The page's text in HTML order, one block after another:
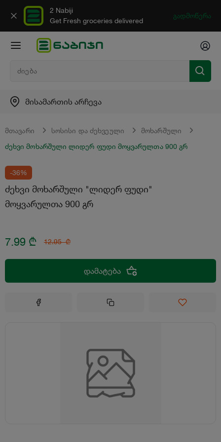
2 Nabiji
Get Fresh groceries delivered
გადმოწერა
მისამართის არჩევა
მთავარი სოსისი და ძეხვეული
მოხარშული
ძეხვი მოხარშული ლიდერ ფუდი მოყვარულთა 900 გრ
-36%
ძეხვი მოხარშული "ლიდერ ფუდი"
მოყვარულთა 900 გრ
7.99 ₾ 12.95 ₾
დამატება